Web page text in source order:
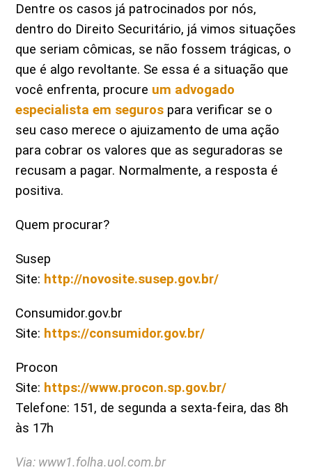
Dentre os casos já patrocinados por nós,
dentro do Direito Securitário, já vimos situações
que seriam cômicas, se não fossem trágicas, o
que é algo revoltante. Se essa é a situação que
você enfrenta, procure um advogado
especialista em seguros para verificar se o
seu caso merece o ajuizamento de uma ação
para cobrar os valores que as seguradoras se
recusam a pagar. Normalmente, a resposta é
positiva.
Quem procurar?
Susep
Site: http://novosite.susep.gov.br/
Consumidor.gov.br
Site: https://consumidor.gov.br/
Procon
Site: https://www.procon.sp.gov.br/
Telefone: 151, de segunda a sexta-feira, das 8h
às 17h
Via: www1.folha.uol.com.br